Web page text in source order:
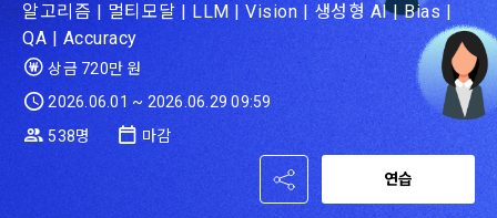
오늘의 XP
0 / 800
전체 XP
0
적립 XP
0
사용 XP
본 약관은 데이콘 주식회사(이하 “회사”)와 “회원” 간에 정보 서
비스를 이용하는 조건 및 절차에 관한 필요한 사항을 약속하여
규정하는 데 그 목적이 있다. “회원”은 모든 약관에 동의해야 하
며, 어떤 방식이든 본 서비스를 사용한다는 것은 “회원”이 본 약
관의 전부에 동의한다는 것을 의미하며 본 약관은 “회원”이 서비
스를 사용하는 동안 계속 유효하다. 본 약관은 저작권 분쟁 정책
(2021.05.24 본)
데이콘은 이용자 개인정보 보호를 여러 경영요소 가운데 최
우선의 가치로 두고 있습니다. 데이콘주식회사(이하 ‘데이콘’ 또
는 ‘회사’)는 서비스 기획부터 종료까지 정보통신망 이용촉진 및
정보보호 등에 관한 법률(이하 ‘정보통신망법’), 개인정보보호법
등 국내의 개인정보 보호 법령을 철저히 준수합니다.
DACON이 제공하는 이용자 맞춤형 서비스 및 상품 추천, 각종
경품 행사, 이벤트, 경진대회 홍보 목적 등의 광고성 정보를 전자
우편이나
서신우편, 문자(SMS 또는 카카오 알림톡), 푸시, 전화 등을 통해
알고리즘 | 멀티모달 | LLM | Vision | 생성형 AI | Bias |
QA | Accuracy
상금 720만 원
2026.06.01 ~ 2026.06.29 09:59
538명
마감
연습